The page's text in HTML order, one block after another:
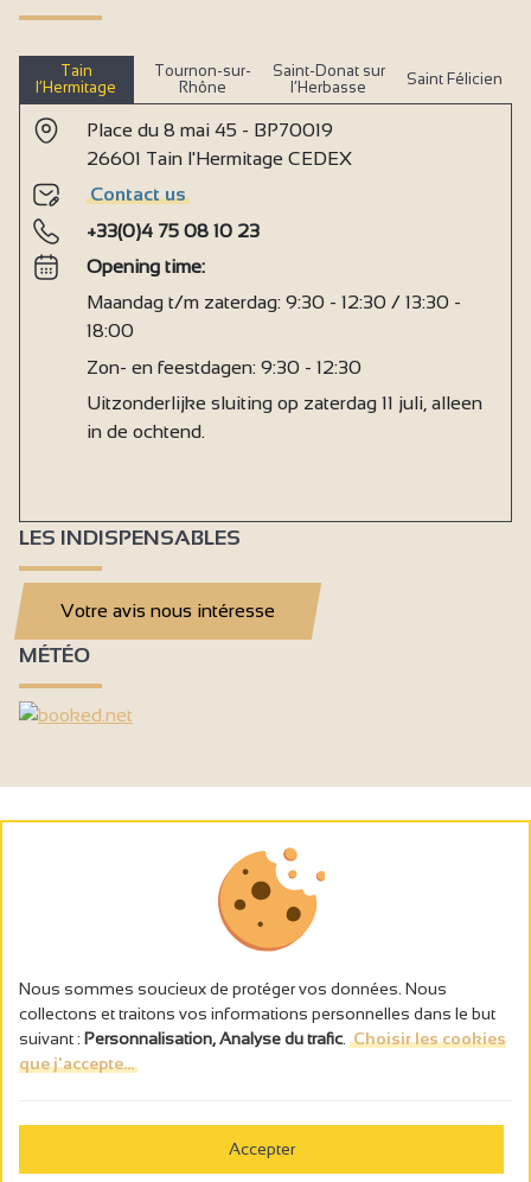
Tain
l’Hermitage
Tournon-sur-
Rhône
Saint-Donat sur
l’Herbasse
Saint Félicien
Place du 8 mai 45 - BP70019
26601 Tain l'Hermitage CEDEX
Contact us
+33(0)4 75 08 10 23
Opening time:
Maandag t/m zaterdag: 9:30 - 12:30 / 13:30 -
18:00
Zon- en feestdagen: 9:30 - 12:30
Uitzonderlijke sluiting op zaterdag 11 juli, alleen
in de ochtend.
LES INDISPENSABLES
Votre avis nous intéresse
MÉTÉO
L’abus d’alcool est dangereux pour la santé, à consommer avec
Nous sommes soucieux de protéger vos données. Nous
collectons et traitons vos informations personnelles dans le but
suivant : Personnalisation, Analyse du trafic Choisir les cookies
que j'accepte...
Accepter